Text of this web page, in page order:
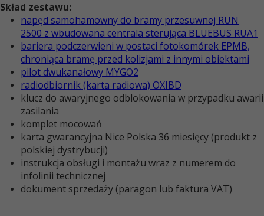
Skład zestawu:
napęd samohamowny do bramy przesuwnej RUN
2500 z wbudowana centrala sterująca BLUEBUS RUA1
bariera podczerwieni w postaci fotokomórek EPMB,
chroniąca bramę przed kolizjami z innymi obiektami
pilot dwukanałowy MYGO2
radiodbiornik (karta radiowa) OXIBD
klucz do awaryjnego odblokowania w przypadku awarii
zasilania
komplet mocowań
karta gwarancyjna Nice Polska 36 miesięcy (produkt z
polskiej dystrybucji)
instrukcja obsługi i montażu wraz z numerem do
infolinii technicznej
dokument sprzedaży (paragon lub faktura VAT)